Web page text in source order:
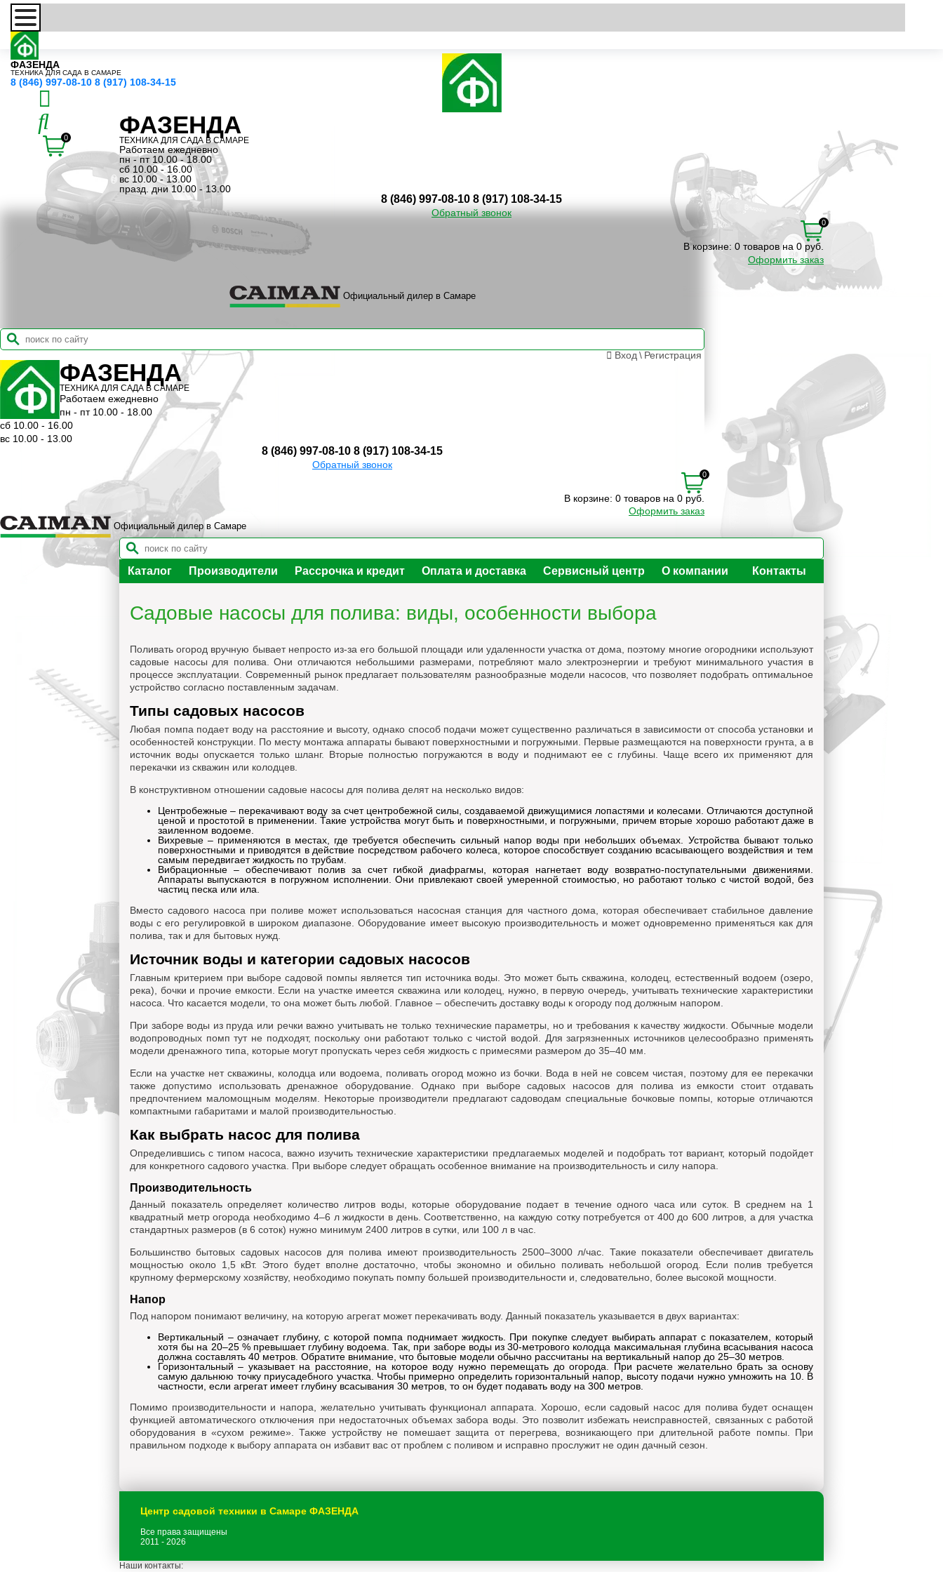
ФАЗЕНДА
ТЕХНИКА ДЛЯ САДА В САМАРЕ
8 (846) 997-08-10 8 (917) 108-34-15
0 ФАЗЕНДА
ТЕХНИКА ДЛЯ САДА В САМАРЕ
Работаем ежедневно
пн - пт 10.00 - 18.00
сб 10.00 - 16.00
вс 10.00 - 13.00
празд. дни 10.00 - 13.00
8 (846) 997-08-10 8 (917) 108-34-15
Обратный звонок
0
В корзине: 0 товаров на 0 руб.
Оформить заказ
Официальный дилер в Самаре
Вход \ Регистрация
ФАЗЕНДА
ТЕХНИКА ДЛЯ САДА В САМАРЕ
Работаем ежедневно
пн - пт 10.00 - 18.00
сб 10.00 - 16.00
вс 10.00 - 13.00
8 (846) 997-08-10 8 (917) 108-34-15
Обратный звонок
0
В корзине: 0 товаров на 0 руб.
Оформить заказ
Официальный дилер в Самаре
Каталог Производители Рассрочка и кредит Оплата и доставка Сервисный центр О компании Контакты
Садовые насосы для полива: виды, особенности выбора
Поливать огород вручную бывает непросто из-за его большой площади или удаленности участка от дома, поэтому многие огородники используют
садовые насосы для полива. Они отличаются небольшими размерами, потребляют мало электроэнергии и требуют минимального участия в
процессе эксплуатации. Современный рынок предлагает пользователям разнообразные модели насосов, что позволяет подобрать оптимальное
устройство согласно поставленным задачам.
Типы садовых насосов
Любая помпа подает воду на расстояние и высоту, однако способ подачи может существенно различаться в зависимости от способа установки и
особенностей конструкции. По месту монтажа аппараты бывают поверхностными и погружными. Первые размещаются на поверхности грунта, а в
источник воды опускается только шланг. Вторые полностью погружаются в воду и поднимают ее с глубины. Чаще всего их применяют для
перекачки из скважин или колодцев.
В конструктивном отношении садовые насосы для полива делят на несколько видов:
Центробежные – перекачивают воду за счет центробежной силы, создаваемой движущимися лопастями и колесами. Отличаются доступной
ценой и простотой в применении. Такие устройства могут быть и поверхностными, и погружными, причем вторые хорошо работают даже в
заиленном водоеме.
Вихревые – применяются в местах, где требуется обеспечить сильный напор воды при небольших объемах. Устройства бывают только
поверхностными и приводятся в действие посредством рабочего колеса, которое способствует созданию всасывающего воздействия и тем
самым передвигает жидкость по трубам.
Вибрационные – обеспечивают полив за счет гибкой диафрагмы, которая нагнетает воду возвратно-поступательными движениями.
Аппараты выпускаются в погружном исполнении. Они привлекают своей умеренной стоимостью, но работают только с чистой водой, без
частиц песка или ила.
Вместо садового насоса при поливе может использоваться насосная станция для частного дома, которая обеспечивает стабильное давление
воды с его регулировкой в широком диапазоне. Оборудование имеет высокую производительность и может одновременно применяться как для
полива, так и для бытовых нужд.
Источник воды и категории садовых насосов
Главным критерием при выборе садовой помпы является тип источника воды. Это может быть скважина, колодец, естественный водоем (озеро,
река), бочки и прочие емкости. Если на участке имеется скважина или колодец, нужно, в первую очередь, учитывать технические характеристики
насоса. Что касается модели, то она может быть любой. Главное – обеспечить доставку воды к огороду под должным напором.
При заборе воды из пруда или речки важно учитывать не только технические параметры, но и требования к качеству жидкости. Обычные модели
водопроводных помп тут не подходят, поскольку они работают только с чистой водой. Для загрязненных источников целесообразно применять
модели дренажного типа, которые могут пропускать через себя жидкость с примесями размером до 35–40 мм.
Если на участке нет скважины, колодца или водоема, поливать огород можно из бочки. Вода в ней не совсем чистая, поэтому для ее перекачки
также допустимо использовать дренажное оборудование. Однако при выборе садовых насосов для полива из емкости стоит отдавать
предпочтением маломощным моделям. Некоторые производители предлагают садоводам специальные бочковые помпы, которые отличаются
компактными габаритами и малой производительностью.
Как выбрать насос для полива
Определившись с типом насоса, важно изучить технические характеристики предлагаемых моделей и подобрать тот вариант, который подойдет
для конкретного садового участка. При выборе следует обращать особенное внимание на производительность и силу напора.
Производительность
Данный показатель определяет количество литров воды, которые оборудование подает в течение одного часа или суток. В среднем на 1
квадратный метр огорода необходимо 4–6 л жидкости в день. Соответственно, на каждую сотку потребуется от 400 до 600 литров, а для участка
стандартных размеров (в 6 соток) нужно минимум 2400 литров в сутки, или 100 л в час.
Большинство бытовых садовых насосов для полива имеют производительность 2500–3000 л/час. Такие показатели обеспечивает двигатель
мощностью около 1,5 кВт. Этого будет вполне достаточно, чтобы экономно и обильно поливать небольшой огород. Если полив требуется
крупному фермерскому хозяйству, необходимо покупать помпу большей производительности и, следовательно, более высокой мощности.
Напор
Под напором понимают величину, на которую агрегат может перекачивать воду. Данный показатель указывается в двух вариантах:
Вертикальный – означает глубину, с которой помпа поднимает жидкость. При покупке следует выбирать аппарат с показателем, который
хотя бы на 20–25 % превышает глубину водоема. Так, при заборе воды из 30-метрового колодца максимальная глубина всасывания насоса
должна составлять 40 метров. Обратите внимание, что бытовые модели обычно рассчитаны на вертикальный напор до 25–30 метров.
Горизонтальный – указывает на расстояние, на которое воду нужно перемещать до огорода. При расчете желательно брать за основу
самую дальнюю точку приусадебного участка. Чтобы примерно определить горизонтальный напор, высоту подачи нужно умножить на 10. В
частности, если агрегат имеет глубину всасывания 30 метров, то он будет подавать воду на 300 метров.
Помимо производительности и напора, желательно учитывать функционал аппарата. Хорошо, если садовый насос для полива будет оснащен
функцией автоматического отключения при недостаточных объемах забора воды. Это позволит избежать неисправностей, связанных с работой
оборудования в «сухом режиме». Также устройству не помешает защита от перегрева, возникающего при длительной работе помпы. При
правильном подходе к выбору аппарата он избавит вас от проблем с поливом и исправно прослужит не один дачный сезон.
Центр садовой техники в Самаре ФАЗЕНДА
Все права защищены
2011 - 2026
Наши контакты: